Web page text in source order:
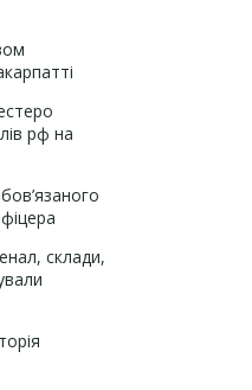
рф на
склади,